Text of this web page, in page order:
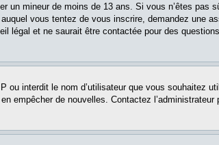
un mineur de moins de 13 ans. Si vous n’êtes pas
vous tentez de vous inscrire, demandez une
légal et ne saurait être contactée pour des
ou interdit le nom d’utilisateur que vous souhaitez
empêcher de nouvelles. Contactez l’administrateur